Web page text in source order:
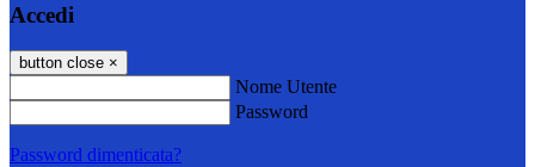
Accedi
button close ×
Nome Utente
Password
Password dimenticata?